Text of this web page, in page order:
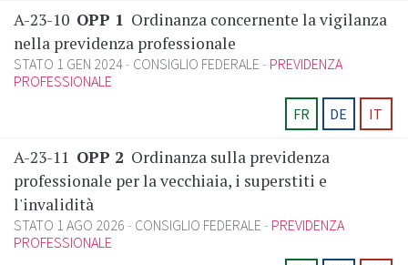
A-23-10 OPP 1 Ordinanza concernente la vigilanza
nella previdenza professionale
STATO 1 GEN 2024 CONSIGLIO FEDERALE
PREVIDENZA
PROFESSIONALE
FR
DE IT
A-23-11 OPP 2 Ordinanza sulla previdenza
professionale per la vecchiaia, i superstiti e
l'invalidità
STATO 1 AGO 2026 CONSIGLIO FEDERALE
PREVIDENZA
PROFESSIONALE